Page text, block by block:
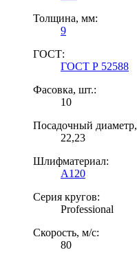
Толщина, мм:
9
ГОСТ:
ГОСТ Р 52588
Фасовка, шт.:
10
Посадочный
22,23
Шлифматериал:
A120
Серия кругов:
Professional
Скорость, м/c:
80